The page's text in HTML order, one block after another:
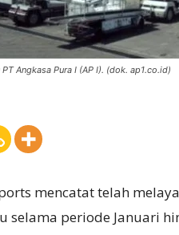
Angkasa Pura I (AP I). (dok. ap1.co.id)
mencatat telah
selama periode Januari